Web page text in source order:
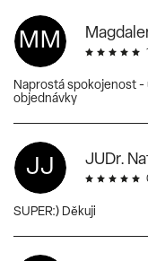
MM
Naprostá spokojenost -
objednávky
JJ JUDr.
SUPER:) Děkuji